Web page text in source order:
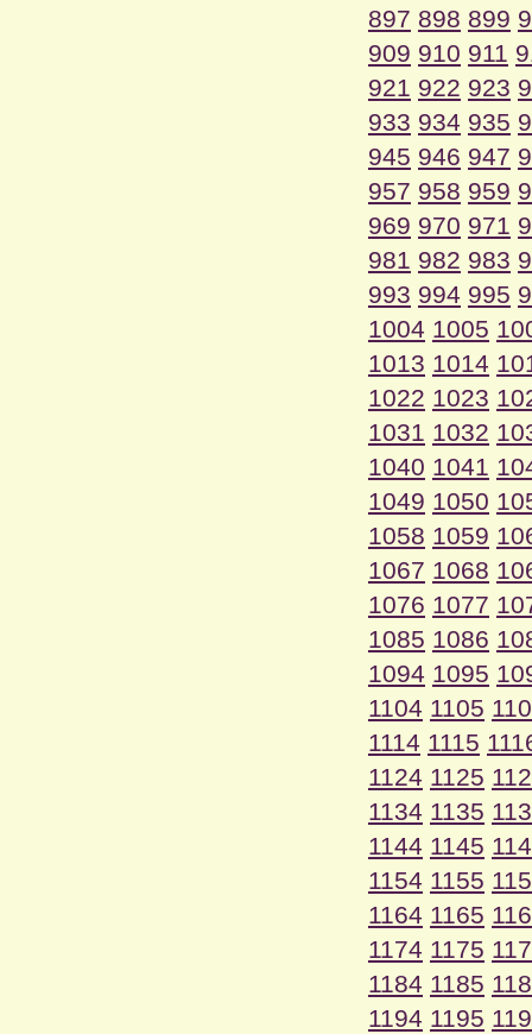
897 898 899
909 910 911
921 922 923
933 934 935
945 946 947
957 958 959
969 970 971
981 982 983
993 994 995
1004 1005
1013 1014
1022 1023
1031 1032
1040 1041
1049 1050
1058 1059
1067 1068
1076 1077
1085 1086
1094 1095
1104 1105
1114 1115
1124 1125
1134 1135
1144 1145
1154 1155
1164 1165
1174 1175
1184 1185
1194 1195